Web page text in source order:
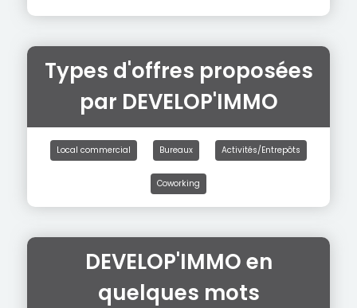
Types d'offres proposées
par DEVELOP'IMMO
Local commercial Bureaux Activités/Entrepôts
Coworking
DEVELOP'IMMO en
quelques mots